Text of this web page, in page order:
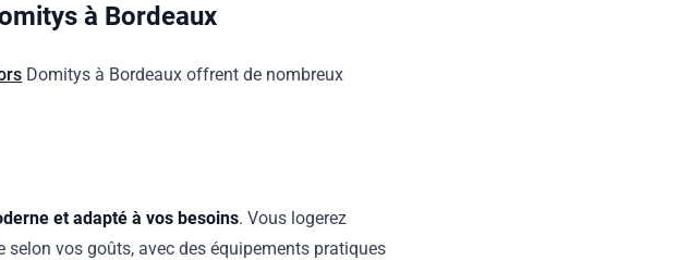
à Bordeaux
Domitys à Bordeaux offrent de nombreux
et adapté à vos besoins. Vous logerez
vos goûts, avec des équipements pratiques